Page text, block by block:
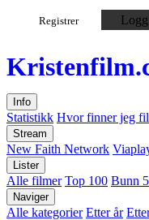
Registrer
Kristenfilm
Info
Statistikk Hvor finner jeg
Stream
New Faith Network
Lister
Alle filmer Top 100 Bunn
Naviger
Alle kategorier Etter år